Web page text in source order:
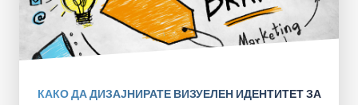
КАКО ДА ДИЗАЈНИРАТЕ ВИЗУЕЛЕН ИДЕНТИТЕТ ЗА